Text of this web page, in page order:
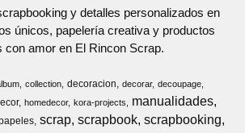
y detalles personalizados en
únicos, papelería creativa y productos
con amor en El Rincon Scrap.
collection decoracion decorar
decoupage
homedecor kora-projects manualidades
scrap scrapbook scrapbooking